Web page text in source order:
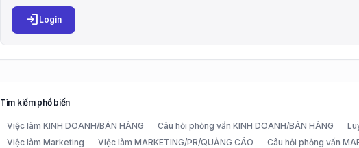
login Login
Tìm kiếm phổ biến
Việc làm KINH DOANH/BÁN HÀNG Câu hỏi phỏng vấn KINH DOANH/BÁN HÀNG
Việc làm Marketing
Việc làm MARKETING/PR/QUẢNG CÁO
Câu hỏi phỏng vấn